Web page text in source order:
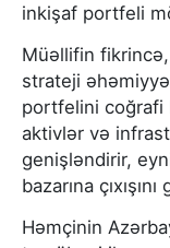
inkişaf portfeli
Müəllifin
strateji
portfelini coğrafi
aktivlər və
genişləndirir,
bazarına
Həmçinin